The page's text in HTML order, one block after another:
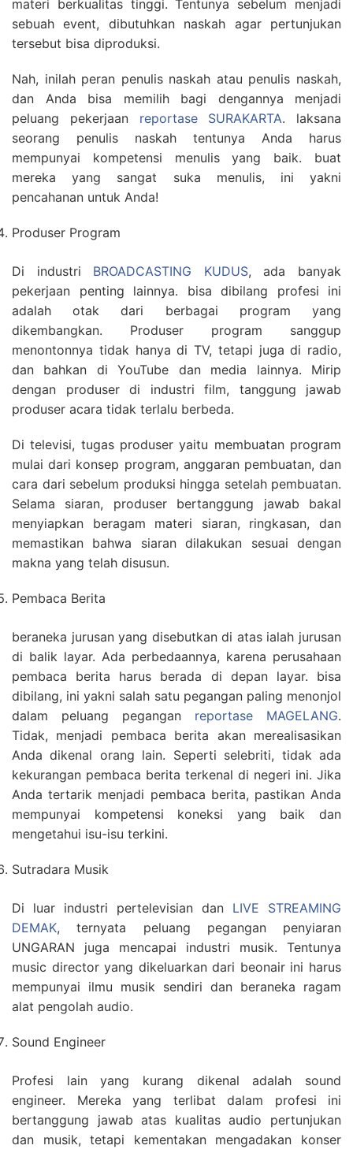
materi berkualitas tinggi. Tentunya sebelum menjadi
sebuah event, dibutuhkan naskah agar pertunjukan
tersebut bisa diproduksi.
Nah, inilah peran penulis naskah atau penulis naskah,
dan Anda bisa memilih bagi dengannya menjadi
peluang pekerjaan reportase SURAKARTA. laksana
seorang penulis naskah tentunya Anda harus
mempunyai kompetensi menulis yang baik. buat
mereka yang sangat suka menulis, ini yakni
pencahanan untuk Anda!
Produser Program
Di industri BROADCASTING KUDUS, ada banyak
pekerjaan penting lainnya. bisa dibilang profesi ini
adalah otak dari berbagai program yang
dikembangkan. Produser program sanggup
menontonnya tidak hanya di TV, tetapi juga di radio,
dan bahkan di YouTube dan media lainnya. Mirip
dengan produser di industri film, tanggung jawab
produser acara tidak terlalu berbeda.
Di televisi, tugas produser yaitu membuatan program
mulai dari konsep program, anggaran pembuatan, dan
cara dari sebelum produksi hingga setelah pembuatan.
Selama siaran, produser bertanggung jawab bakal
menyiapkan beragam materi siaran, ringkasan, dan
memastikan bahwa siaran dilakukan sesuai dengan
makna yang telah disusun.
Pembaca Berita
beraneka jurusan yang disebutkan di atas ialah jurusan
di balik layar. Ada perbedaannya, karena perusahaan
pembaca berita harus berada di depan layar. bisa
dibilang, ini yakni salah satu pegangan paling menonjol
dalam peluang pegangan reportase MAGELANG.
Tidak, menjadi pembaca berita akan merealisasikan
Anda dikenal orang lain. Seperti selebriti, tidak ada
kekurangan pembaca berita terkenal di negeri ini. Jika
Anda tertarik menjadi pembaca berita, pastikan Anda
mempunyai kompetensi koneksi yang baik dan
mengetahui isu-isu terkini.
Sutradara Musik
Di luar industri pertelevisian dan LIVE STREAMING
DEMAK, ternyata peluang pegangan penyiaran
UNGARAN juga mencapai industri musik. Tentunya
music director yang dikeluarkan dari beonair ini harus
mempunyai ilmu musik sendiri dan beraneka ragam
alat pengolah audio.
Sound Engineer
Profesi lain yang kurang dikenal adalah sound
engineer. Mereka yang terlibat dalam profesi ini
bertanggung jawab atas kualitas audio pertunjukan
dan musik, tetapi kementakan mengadakan konser